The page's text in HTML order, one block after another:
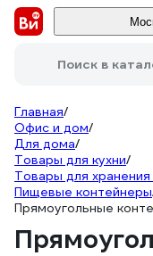
Поиск в
Главная/
Офис и дом/
Для дома/
Товары для кухни/
Товары для
Пищевые контейнеры
Прямоугольные